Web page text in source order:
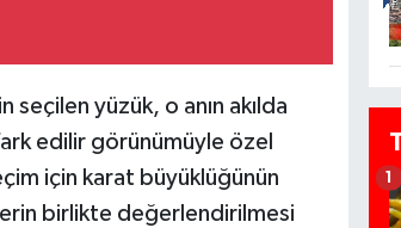
seçilen yüzük, o anın akılda
edilir görünümüyle özel
için karat büyüklüğünün
birlikte değerlendirilmesi
1